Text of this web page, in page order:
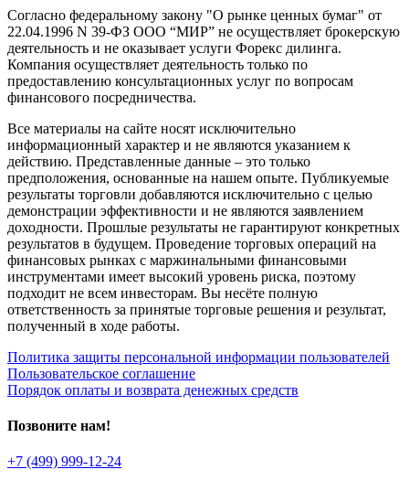
Согласно федеральному закону "О рынке ценных бумаг" от
22.04.1996 N 39-ФЗ ООО “МИР” не осуществляет брокерскую
деятельность и не оказывает услуги Форекс дилинга.
Компания осуществляет деятельность только по
предоставлению консультационных услуг по вопросам
финансового посредничества.
Все материалы на сайте носят исключительно
информационный характер и не являются указанием к
действию. Представленные данные – это только
предположения, основанные на нашем опыте. Публикуемые
результаты торговли добавляются исключительно с целью
демонстрации эффективности и не являются заявлением
доходности. Прошлые результаты не гарантируют конкретных
результатов в будущем. Проведение торговых операций на
финансовых рынках с маржинальными финансовыми
инструментами имеет высокий уровень риска, поэтому
подходит не всем инвесторам. Вы несёте полную
ответственность за принятые торговые решения и результат,
полученный в ходе работы.
Политика защиты персональной информации пользователей
Пользовательское соглашение
Порядок оплаты и возврата денежных средств
Позвоните нам!
+7 (499) 999-12-24